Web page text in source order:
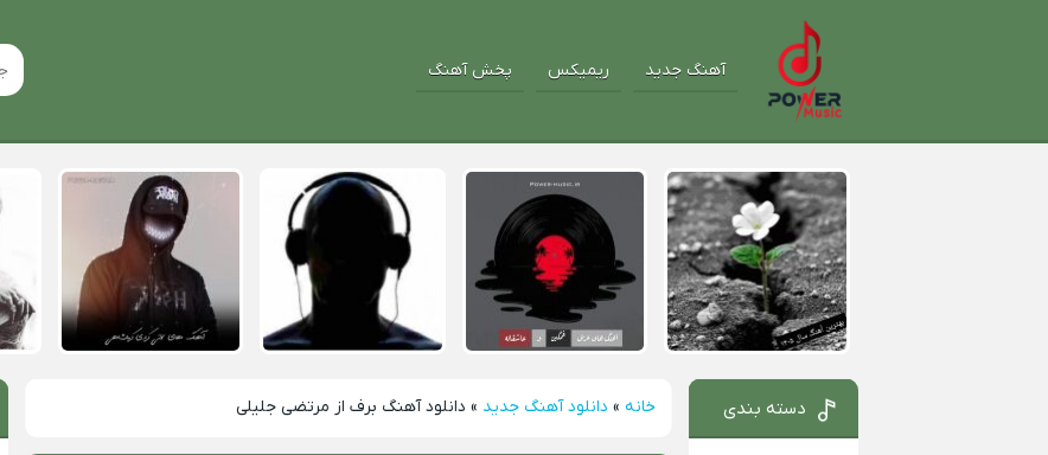
آهنگ جدید ریمیکس پخش آهنگ
خانه » دانلود آهنگ جدید » دانلود آهنگ برف از مرتضی جلیلی دسته بندی